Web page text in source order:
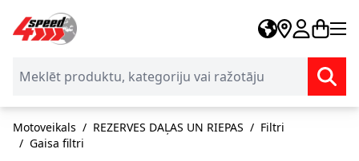
Skip to Content
Motoveikals / REZERVES DAĻAS UN RIEPAS / Filtri
/ Gaisa filtri